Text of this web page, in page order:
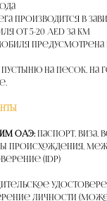
производится в
от 5-20 AED за км
на песок, на
ОАЭ: Паспорт, Виза,
происхождения,
(IDP)
личности